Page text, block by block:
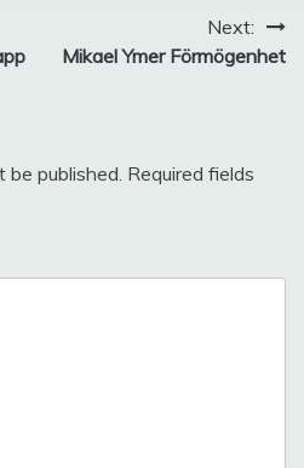
Next:
Mikael Ymer Förmögenhet
be published. Required fields